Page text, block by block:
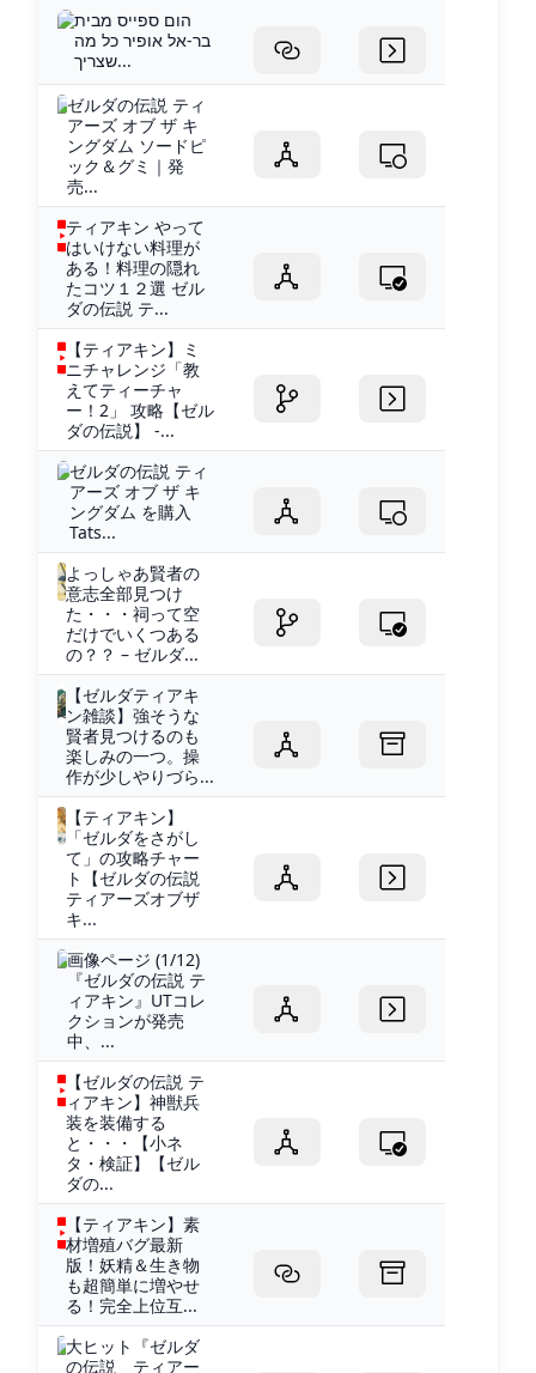
הום ספייס מבית
בר-אל אופיר כל מה
שצריך...
ゼルダの伝説 ティ
アーズ オブ ザ キ
ングダム ソードピ
ック＆グミ｜発
売...
ティアキン やって
はいけない料理が
ある！料理の隠れ
たコツ１２選 ゼル
ダの伝説 テ...
【ティアキン】ミ
ニチャレンジ「教
えてティーチャ
ー！2」 攻略【ゼル
ダの伝説】 -...
ゼルダの伝説 ティ
アーズ オブ ザ キ
ングダム を購入
Tats...
よっしゃあ賢者の
意志全部見つけ
た・・・祠って空
だけでいくつある
の？？ – ゼルダ...
【ゼルダティアキ
ン雑談】強そうな
賢者見つけるのも
楽しみの一つ。操
作が少しやりづら...
【ティアキン】
「ゼルダをさがし
て」の攻略チャー
ト【ゼルダの伝説
ティアーズオブザ
キ...
画像ページ (1/12)
『ゼルダの伝説 テ
ィアキン』UTコレ
クションが発売
中、...
【ゼルダの伝説 テ
ィアキン】神獣兵
装を装備する
と・・・【小ネ
タ・検証】【ゼル
ダの...
【ティアキン】素
材増殖バグ最新
版！妖精＆生き物
も超簡単に増やせ
る！完全上位互...
大ヒット『ゼルダ
の伝説 ティアー